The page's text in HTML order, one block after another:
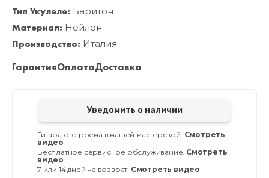
Тип Укулеле: Баритон
Материал: Нейлон
Производство: Италия
ГарантияОплатаДоставка
Уведомить о наличии
Гитара отстроена в нашей мастерской. Смотреть
видео
Бесплатное сервисное обслуживание. Смотреть
видео
7 или 14 дней на возврат. Смотреть видео